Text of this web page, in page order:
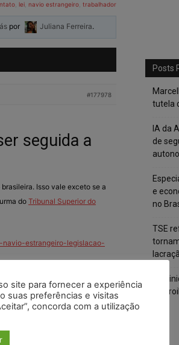
lei navio estrangeiro trabalhador
por Juliana Ferreira.
#177978
seguida a
Isso vale exceto se a
doTribunal Superior do
navio-estrangeiro-legislacao-
Posts
tutela
IA da
de
e
no
TSE
STF
da
site para fornecer a experiência
suas preferências e visitas
concorda com a utilização